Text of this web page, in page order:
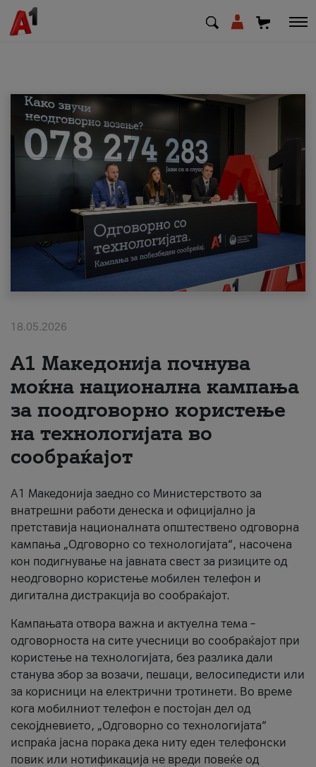
МК EN SQ
Деловни
Поддршка
Надополни кредит
#ПодобарОнлајн
18.05.2026
A1 Македонија почнува
моќна национална кампања
за поодговорно користење
на технологијата во
сообраќајот
A1 Македонија заедно со Министерството за
внатрешни работи денеска и официјално ја
претставија националната општествено одговорна
кампања „Одговорно со технологијата“, насочена
кон подигнување на јавната свест за ризиците од
неодговорно користење мобилен телефон и
дигитална дистракција во сообраќајот.
Кампањата отвора важна и актуелна тема –
одговорноста на сите учесници во сообраќајот при
користење на технологијата, без разлика дали
станува збор за возачи, пешаци, велосипедисти или
за корисници на електрични тротинети. Во време
кога мобилниот телефон е постојан дел од
секојдневието, „Одговорно со технологијата“
испраќа јасна порака дека ниту еден телефонски
повик или нотификација не вреди повеќе од